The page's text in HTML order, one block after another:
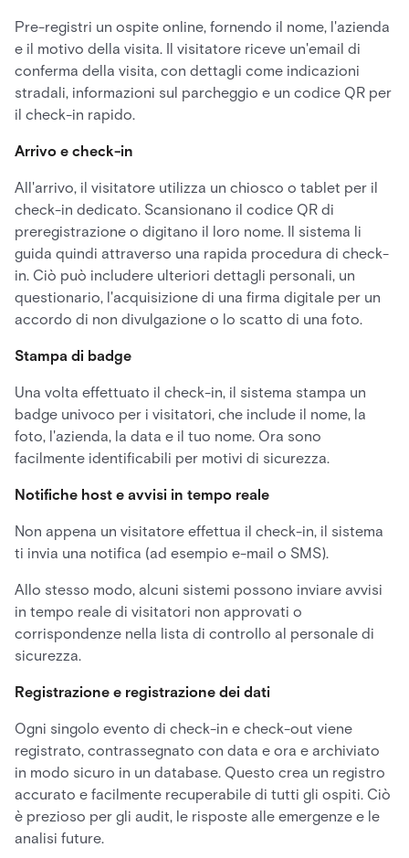
Pre-registri un ospite online, fornendo il nome, l'azienda
e il motivo della visita. Il visitatore riceve un'email di
conferma della visita, con dettagli come indicazioni
stradali, informazioni sul parcheggio e un codice QR per
il check-in rapido.
Arrivo e check-in
All'arrivo, il visitatore utilizza un chiosco o tablet per il
check-in dedicato. Scansionano il codice QR di
preregistrazione o digitano il loro nome. Il sistema li
guida quindi attraverso una rapida procedura di check-
in. Ciò può includere ulteriori dettagli personali, un
questionario, l'acquisizione di una firma digitale per un
accordo di non divulgazione o lo scatto di una foto.
Stampa di badge
Una volta effettuato il check-in, il sistema stampa un
badge univoco per i visitatori, che include il nome, la
foto, l'azienda, la data e il tuo nome. Ora sono
facilmente identificabili per motivi di sicurezza.
Notifiche host e avvisi in tempo reale
Non appena un visitatore effettua il check-in, il sistema
ti invia una notifica (ad esempio e-mail o SMS).
Allo stesso modo, alcuni sistemi possono inviare avvisi
in tempo reale di visitatori non approvati o
corrispondenze nella lista di controllo al personale di
sicurezza.
Registrazione e registrazione dei dati
Ogni singolo evento di check-in e check-out viene
registrato, contrassegnato con data e ora e archiviato
in modo sicuro in un database. Questo crea un registro
accurato e facilmente recuperabile di tutti gli ospiti. Ciò
è prezioso per gli audit, le risposte alle emergenze e le
analisi future.